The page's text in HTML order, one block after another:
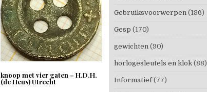
knoop met vier gaten – H.D.H.
(de Heus) Utrecht
Gebruiksvoorwerpen (186)
Gesp (170)
gewichten (90)
horlogesleutels en klok (88)
Informatief (77)